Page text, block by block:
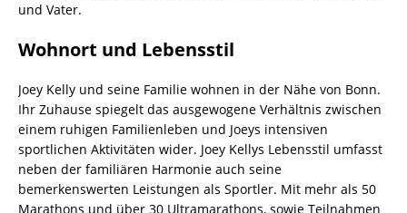
und Vater.
Wohnort und Lebensstil
Joey Kelly und seine Familie wohnen in der Nähe von Bonn.
Ihr Zuhause spiegelt das ausgewogene Verhältnis zwischen
einem ruhigen Familienleben und Joeys intensiven
sportlichen Aktivitäten wider. Joey Kellys Lebensstil umfasst
neben der familiären Harmonie auch seine
bemerkenswerten Leistungen als Sportler. Mit mehr als 50
Marathons und über 30 Ultramarathons, sowie Teilnahmen